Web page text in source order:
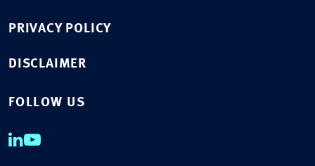
PRIVACY POLICY
DISCLAIMER
FOLLOW US